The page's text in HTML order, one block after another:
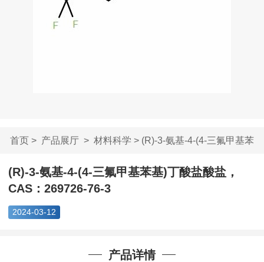
首页> 产品展厅> 材料科学 > (R)-3-氨基-4-(4-三氟甲基苯
基...
(R)-3-氨基-4-(4-三氟甲基苯基)丁酸盐酸盐，
CAS：269726-76-3
2024-03-12
产品详情